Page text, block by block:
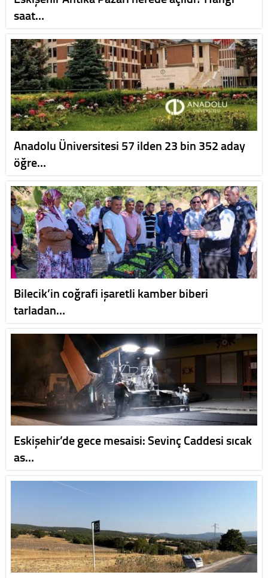
saat…
Anadolu Üniversitesi 57 ilden 23 bin 352 aday
öğre…
Bilecik’in coğrafi işaretli kamber biberi
tarladan…
Eskişehir’de gece mesaisi: Sevinç Caddesi sıcak
as…